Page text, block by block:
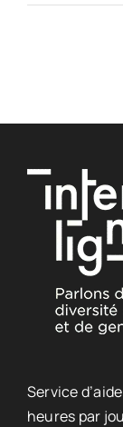
Service
heures par